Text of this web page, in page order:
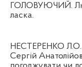
ГОЛОВУЮЧИЙ.
ласка.
НЕСТЕРЕНКО Л.О.
Сергій